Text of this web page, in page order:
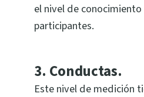
el nivel de
participantes.
3. Conductas.
Este nivel de medición